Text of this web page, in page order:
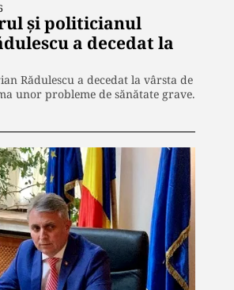
și politicianul
a decedat la
Rădulescu a decedat la vârsta de
unor probleme de sănătate grave.